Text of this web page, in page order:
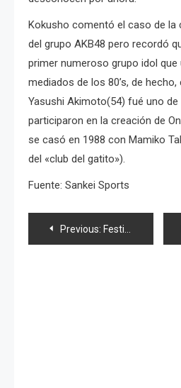
Kokusho comentó el caso de la
del grupo AKB48 pero recordó
primer numeroso grupo idol
mediados de los 80’s, de
Yasushi Akimoto(54) fué uno
participaron en la creación de
se casó en 1988 con Mamiko
del «club del gatito»).
Fuente: Sankei Sports
Navegación
Previous: Festival «Tanabata», 7 de Julio